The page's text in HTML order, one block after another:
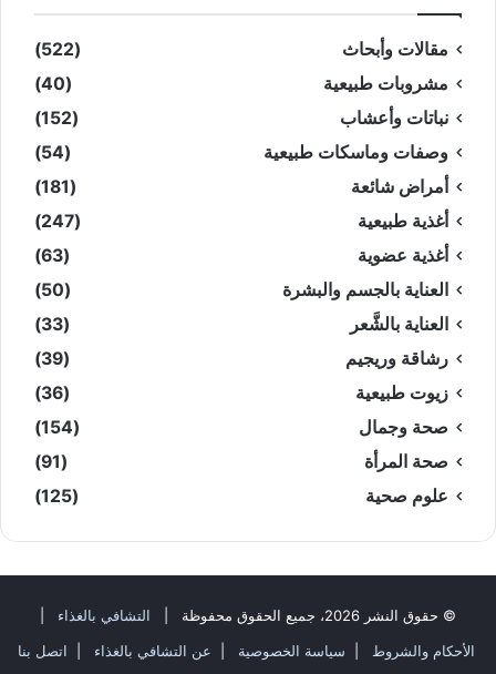
مقالات وأبحاث
(522)
مشروبات طبيعية
(40)
نباتات وأعشاب
(152)
وصفات وماسكات طبيعية
(54)
أمراض شائعة
(181)
أغذية طبيعية
(247)
أغذية عضوية
(63)
العناية بالجسم والبشرة
(50)
العناية بالشَّعر
(33)
رشاقة وريجيم
(39)
زيوت طبيعية
(36)
صحة وجمال
(154)
صحة المرأة
(91)
علوم صحية
(125)
© حقوق النشر 2026، جميع الحقوق محفوظة | التشافي بالغذاء
الأحكام والشروط
سياسة الخصوصية عن التشافي بالغذاء اتصل بنا